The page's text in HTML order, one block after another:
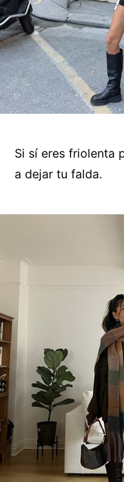
Si sí eres friolenta
a dejar tu falda.